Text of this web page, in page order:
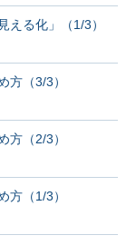
る化」（1/3）
（3/3）
（2/3）
（1/3）